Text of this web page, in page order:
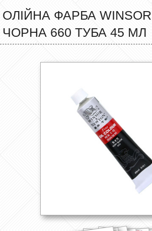
ОЛІЙНА ФАРБА WINSOR
ЧОРНА 660 ТУБА 45 МЛ